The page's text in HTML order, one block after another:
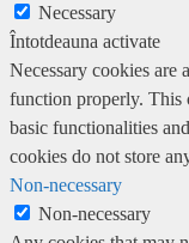
Necessary
Întotdeauna activate
Necessary cookies are
function properly. This
basic functionalities
cookies do not store
Non-necessary
Non-necessary